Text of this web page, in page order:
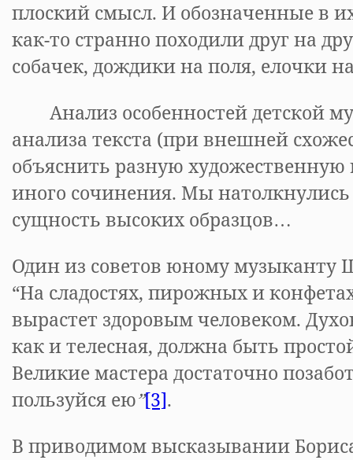
плоский смысл. И обозначенные в
как-то странно походили друг на
собачек, дождики на поля, елочки
Анализ особенностей детской
анализа текста (при внешней
объяснить разную художественную
иного сочинения. Мы
сущность высоких образцов…
Один из советов юному музыканту
“На сладостях, пирожных и
вырастет здоровым человеком.
как и телесная, должна быть
Великие мастера достаточно
пользуйся ею”[3].
В приводимом высказывании